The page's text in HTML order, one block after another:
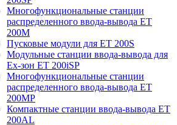
Многофункциональные станции
распределенного ввода-вывода ET
200M
Пусковые модули для ET 200S
Модульные станции ввода-вывода для
Ex-зон ET 200iSP
Многофункциональные станции
распределенного ввода-вывода ET
200MP
Компактные станции ввода-вывода ET
200AL